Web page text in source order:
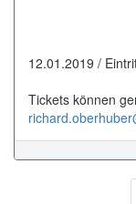
12.01.2019 /
Tickets können